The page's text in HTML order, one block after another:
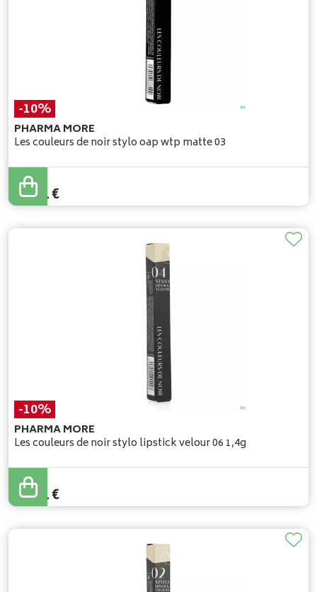
-10%
PHARMA MORE
Les couleurs de noir stylo oap wtp matte 03
27,90
25,11€
-10%
PHARMA MORE
Les couleurs de noir stylo lipstick velour 06 1,4g
24,90
22,41€